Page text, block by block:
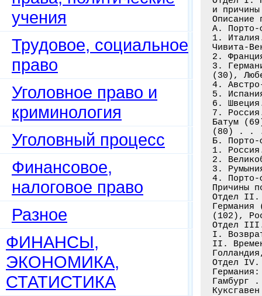
учения
Трудовое, социальное
право
Уголовное право и
криминология
Уголовный процесс
Финансовое,
налоговое право
Разное
ФИНАНСЫ,
ЭКОНОМИКА,
СТАТИСТИКА